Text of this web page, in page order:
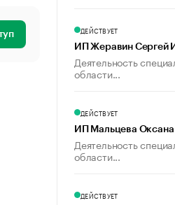
ДЕЙСТВУЕТ
ИП Жеравин Сергей
Деятельность
области...
ДЕЙСТВУЕТ
ИП Мальцева
Деятельность
области...
ДЕЙСТВУЕТ